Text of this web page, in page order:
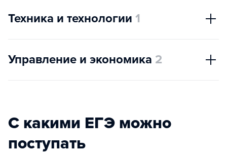
Техника и технологии 1
Управление и экономика 2
С какими ЕГЭ можно
поступать